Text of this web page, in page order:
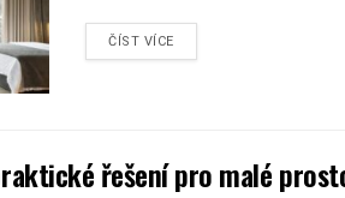
ČÍST VÍCE
řešení pro malé